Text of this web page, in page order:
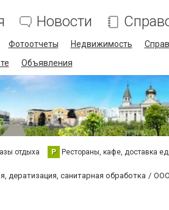
Новости
Фотоотчеты Недвижимость
Объявления
отдыха Р Рестораны, кафе, доставка
дератизация, санитарная обработка ООО